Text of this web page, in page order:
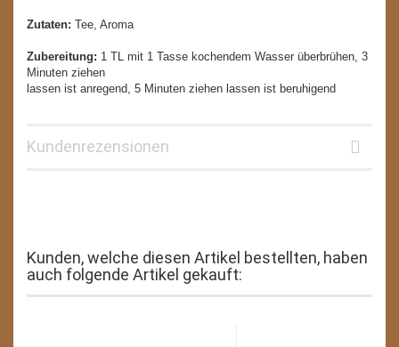
Zutaten: Tee, Aroma
Zubereitung: 1 TL mit 1 Tasse kochendem Wasser überbrühen, 3
Minuten ziehen
lassen ist anregend, 5 Minuten ziehen lassen ist beruhigend
Kundenrezensionen
Kunden, welche diesen Artikel bestellten, haben
auch folgende Artikel gekauft: